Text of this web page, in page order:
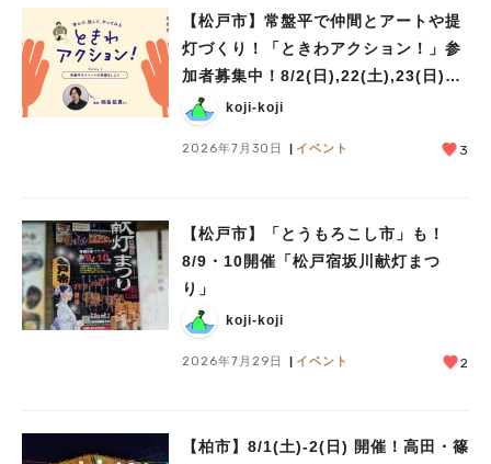
【松戸市】常盤平で仲間とアートや提
灯づくり！「ときわアクション！」参
加者募集中！8/2(日),22(土),23(日)開
催！
koji-koji
2026年7月30日 イベント 3
【松戸市】「とうもろこし市」も！
8/9・10開催「松戸宿坂川献灯まつ
り」
koji-koji
2026年7月29日 イベント 2
【柏市】8/1(土)‐2(日) 開催！高田・篠